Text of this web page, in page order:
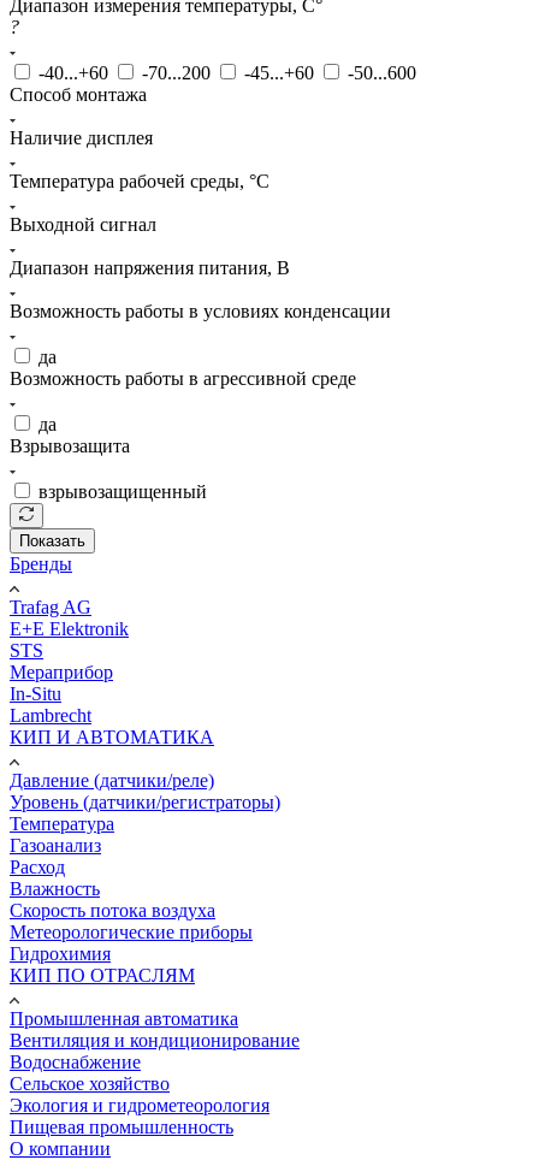
Диапазон измерения температуры, С°
?
-40...+60 -70...200 -45...+60
-50...600
Способ монтажа
Наличие дисплея
Температура рабочей среды, °С
Выходной сигнал
Диапазон напряжения питания, В
Возможность работы в условиях конденсации
да
Возможность работы в агрессивной среде
да
Взрывозащита
взрывозащищенный
Показать
Бренды
Trafag AG
E+E Elektronik
STS
Мераприбор
In-Situ
Lambrecht
КИП И АВТОМАТИКА
Давление (датчики/реле)
Уровень (датчики/регистраторы)
Температура
Газоанализ
Расход
Влажность
Скорость потока воздуха
Метеорологические приборы
Гидрохимия
КИП ПО ОТРАСЛЯМ
Промышленная автоматика
Вентиляция и кондиционирование
Водоснабжение
Сельское хозяйство
Экология и гидрометеорология
Пищевая промышленность
О компании